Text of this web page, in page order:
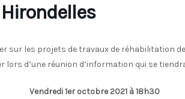
sur les projets de travaux de réhabilitation
d’une réunion d’information qui se
Vendredi 1er octobre 2021 à 18h30